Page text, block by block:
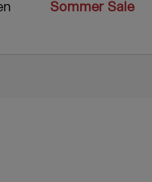
Sommer Sale